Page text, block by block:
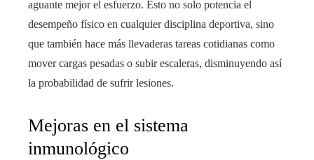
aguante mejor el esfuerzo. Esto no solo potencia el
desempeño físico en cualquier disciplina deportiva, sino
que también hace más llevaderas tareas cotidianas como
mover cargas pesadas o subir escaleras, disminuyendo así
la probabilidad de sufrir lesiones.
Mejoras en el sistema
inmunológico